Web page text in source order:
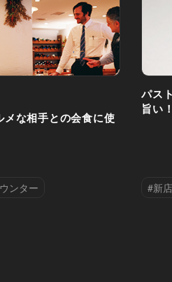
メな相手との会食に使
ンター
パス
旨い
#新